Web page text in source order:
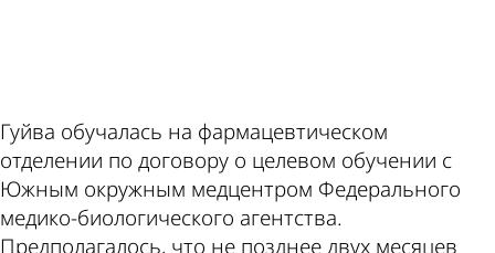
Гуйва обучалась на фармацевтическом
отделении по договору о целевом обучении с
Южным окружным медцентром Федерального
медико-биологического агентства.
Предполагалось, что не позднее двух месяцев